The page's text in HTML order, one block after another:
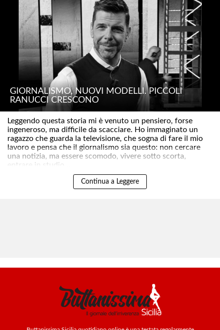
GIORNALISMO, NUOVI MODELLI. PICCOLI
RANUCCI CRESCONO
Leggendo questa storia mi è venuto un pensiero, forse
ingeneroso, ma difficile da scacciare. Ho immaginato un
ragazzo che guarda la televisione, che sogna di fare il mio
lavoro e pensa che il giornalismo sia questo: non cercare
una notizia, ma essere scomodo, vivere sotto scorta,
entrare in studio ..
Continua a Leggere